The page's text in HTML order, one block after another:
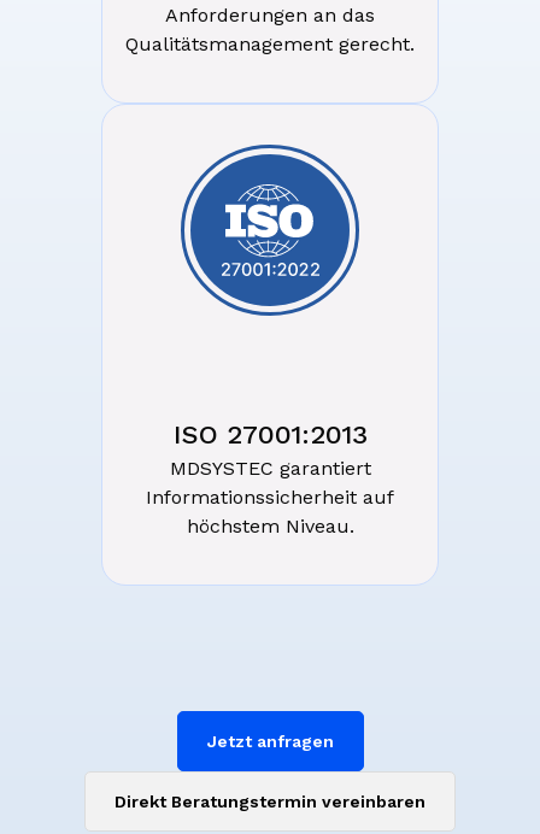
Anforderungen an das
Qualitätsmanagement gerecht.
ISO 27001:2013
MDSYSTEC garantiert
Informationssicherheit auf
höchstem Niveau.
Jetzt anfragen
Direkt Beratungstermin vereinbaren